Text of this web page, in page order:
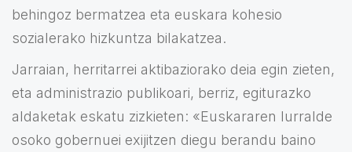
behingoz bermatzea eta euskara kohesio
sozialerako hizkuntza bilakatzea.
Jarraian, herritarrei aktibaziorako deia egin zieten,
eta administrazio publikoari, berriz, egiturazko
aldaketak eskatu zizkieten: «Euskararen lurralde
osoko gobernuei exijitzen diegu berandu baino